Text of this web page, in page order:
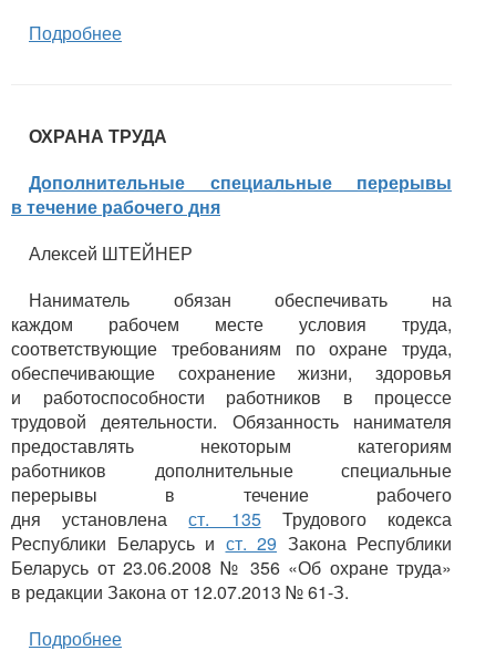
Подробнее
ОХРАНА ТРУДА
Дополнительные специальные перерывы
в течение рабочего дня
Алексей ШТЕЙНЕР
Наниматель обязан обеспечивать на
каждом рабочем месте условия труда,
соответствующие требованиям по охране труда,
обеспечивающие сохранение жизни, здоровья
и работоспособности работников в процессе
трудовой деятельности. Обязанность нанимателя
предоставлять некоторым категориям
работников дополнительные специальные
перерывы в течение рабочего
дня установленаст. 135Трудового кодекса
Республики Беларусь и ст. 29 Закона Республики
Беларусь от 23.06.2008 № 356 «Об охране труда»
в редакции Закона от 12.07.2013 № 61-З.
Подробнее